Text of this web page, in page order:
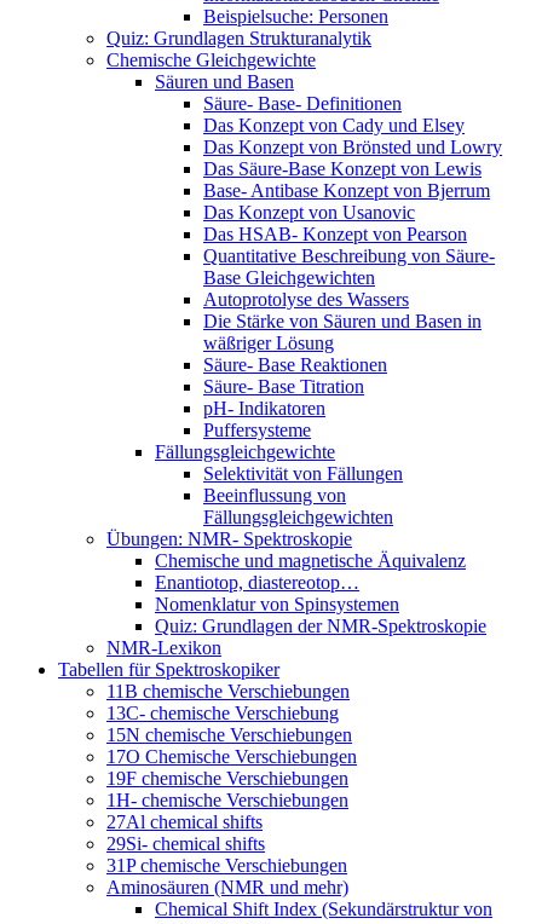
Beispielsuche: Personen
Quiz: Grundlagen Strukturanalytik
Chemische Gleichgewichte
Säuren und Basen
Säure- Base- Definitionen
Das Konzept von Cady und Elsey
Das Konzept von Brönsted und Lowry
Das Säure-Base Konzept von Lewis
Base- Antibase Konzept von Bjerrum
Das Konzept von Usanovic
Das HSAB- Konzept von Pearson
Quantitative Beschreibung von Säure-
Base Gleichgewichten
Autoprotolyse des Wassers
Die Stärke von Säuren und Basen in
wäßriger Lösung
Säure- Base Reaktionen
Säure- Base Titration
pH- Indikatoren
Puffersysteme
Fällungsgleichgewichte
Selektivität von Fällungen
Beeinflussung von
Fällungsgleichgewichten
Übungen: NMR- Spektroskopie
Chemische und magnetische Äquivalenz
Enantiotop, diastereotop…
Nomenklatur von Spinsystemen
Quiz: Grundlagen der NMR-Spektroskopie
NMR-Lexikon
Tabellen für Spektroskopiker
11B chemische Verschiebungen
13C- chemische Verschiebung
15N chemische Verschiebungen
17O Chemische Verschiebungen
19F chemische Verschiebungen
1H- chemische Verschiebungen
27Al chemical shifts
29Si- chemical shifts
31P chemische Verschiebungen
Aminosäuren (NMR und mehr)
Chemical Shift Index (Sekundärstruktur von